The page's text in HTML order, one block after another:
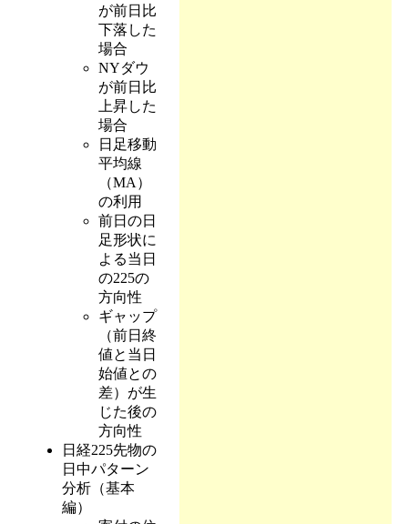
が前日比
下落した
場合
NYダウ
が前日比
上昇した
場合
日足移動
平均線
（MA）
の利用
前日の日
足形状に
よる当日
の225の
方向性
ギャップ
（前日終
値と当日
始値との
差）が生
じた後の
方向性
日経225先物の
日中パターン
分析（基本
編）